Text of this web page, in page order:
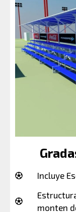
Incluye
monten